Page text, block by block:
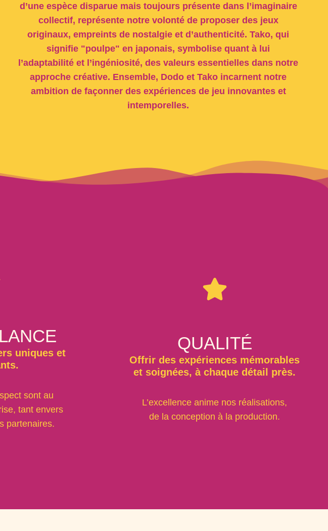
d’une espèce disparue mais toujours présente dans l’imaginaire
collectif, représente notre volonté de proposer des jeux
originaux, empreints de nostalgie et d’authenticité. Tako, qui
signifie "poulpe" en japonais, symbolise quant à lui
l’adaptabilité et l’ingéniosité, des valeurs essentielles dans notre
approche créative. Ensemble, Dodo et Tako incarnent notre
ambition de façonner des expériences de jeu innovantes et
intemporelles.
uniques et
sont au
tant envers
partenaires.
QUALITÉ
Offrir des expériences mémorables
et soignées, à chaque détail près.
L’excellence anime nos réalisations,
de la conception à la production.